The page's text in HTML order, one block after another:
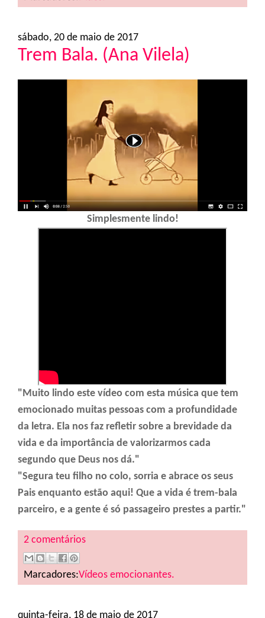
sábado, 20 de maio de 2017
Trem Bala. (Ana Vilela)
Simplesmente lindo!
"Muito lindo este vídeo com esta música que tem
emocionado muitas pessoas com a profundidade
da letra. Ela nos faz refletir sobre a brevidade da
vida e da importância de valorizarmos cada
segundo que Deus nos dá."
"Segura teu filho no colo, sorria e abrace os seus
Pais enquanto estão aqui! Que a vida é trem-bala
parceiro, e a gente é só passageiro prestes a partir."
2 comentários
Marcadores:Vídeos emocionantes.
quinta-feira, 18 de maio de 2017